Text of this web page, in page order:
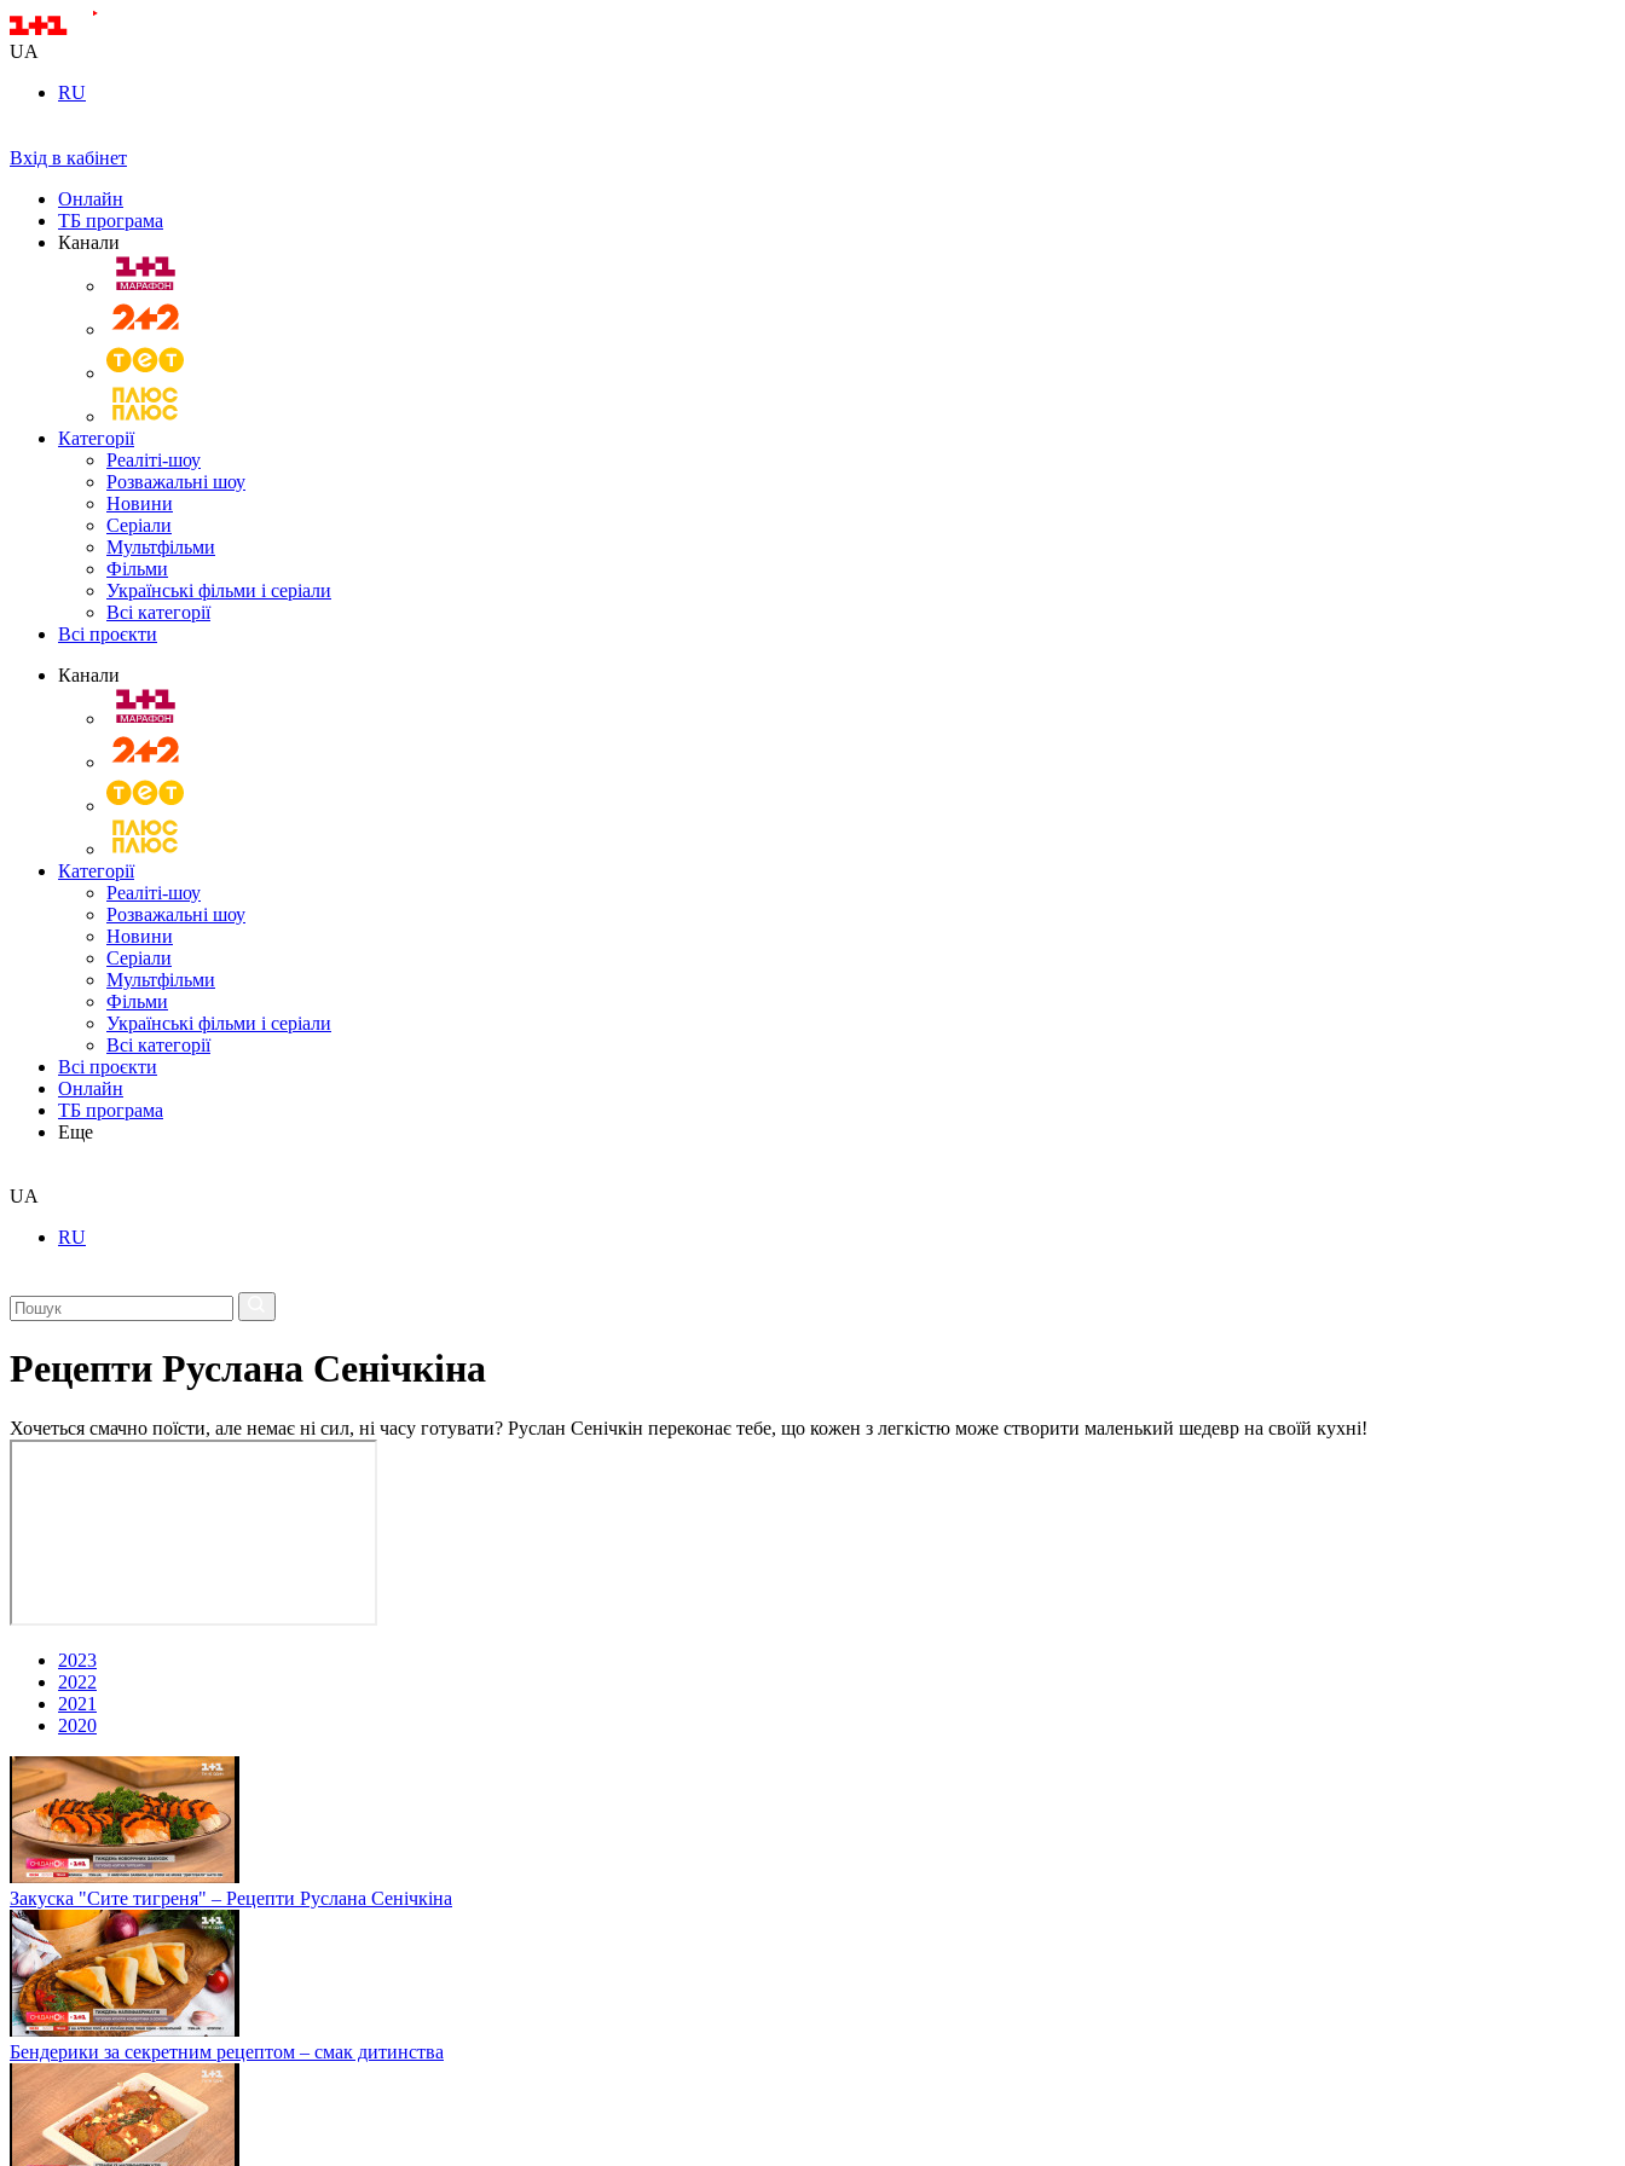
UA
RU
Вхід в кабінет
Онлайн
ТБ програма
Канали
Категорії
Реаліті-шоу
Розважальні шоу
Новини
Серіали
Мультфільми
Фільми
Українські фільми і серіали
Всі категорії
Всі проєкти
Канали
Категорії
Реаліті-шоу
Розважальні шоу
Новини
Серіали
Мультфільми
Фільми
Українські фільми і серіали
Всі категорії
Всі проєкти
Онлайн
ТБ програма
Еще
UA
RU
Рецепти Руслана Сенічкіна
Хочеться смачно поїсти, але немає ні сил, ні часу готувати? Руслан Сенічкін переконає тебе, що кожен з легкістю може створити маленький шедевр на своїй кухні!
2023
2022
2021
2020
Закуска "Сите тигреня" – Рецепти Руслана Сенічкіна
Бендерики за секретним рецептом – смак дитинства